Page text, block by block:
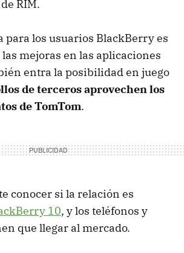
RIM.
para los usuarios BlackBerry es
mejoras en las aplicaciones
entra la posibilidad en juego
de terceros aprovechen los
de TomTom.
conocer si la relación es
10, y los teléfonos y
que llegar al mercado.